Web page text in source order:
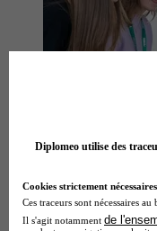
EBI - Ecole de
4.3
Diplomeo utilise des
Cookies strictement nécessaires
Ces traceurs sont nécessaires
Il s'agit notamment de